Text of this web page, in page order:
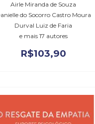
Airle Miranda de Souza
do Socorro Castro Moura
Durval Luiz de Faria
e mais 17 autores
R$103,90